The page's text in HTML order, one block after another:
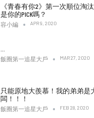
《青春有你2》第一次順位淘
是你的PICK嗎？
容小編 APR 9, 2020
飯圈第一追星大戶 MAR 27, 2020
只能原地大羨慕！我的弟弟是
闆！！！
飯圈第一追星大戶 FEB 28, 2020